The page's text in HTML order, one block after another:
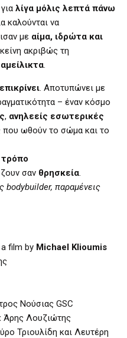
λίγα μόλις λεπτά πάνω
καλούνται να
με αίμα, ιδρώτα και
ακριβώς τη
.
. Αποτυπώνει με
– έναν κόσμο
, ανηλεείς εσωτερικές
που ωθούν το σώμα και το
τρόπο
σαν θρησκεία.
bodybuilder, παραμένεις
film by Michael Klioumis
Νούσιας GSC
Άρης Λουζιώτης
Τριουλίδη και Λευτέρη